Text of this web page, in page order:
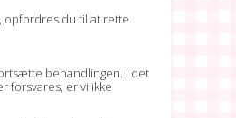
opfordres du til at rette
behandlingen. I det
forsvares, er vi ikke